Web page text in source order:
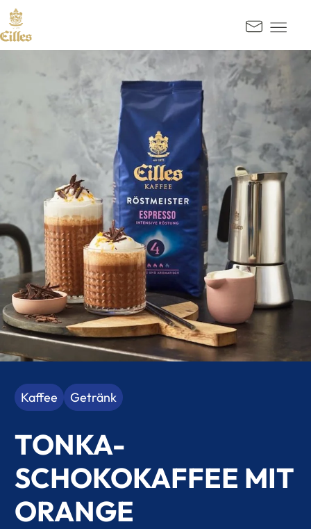
Kaffee Getränk
TONKA-
SCHOKOKAFFEE MIT
ORANGE